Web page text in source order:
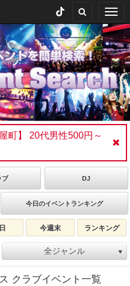
町】 20代男性500円～
ブ DJ
今日のイベントランキング
今週末 ランキング
全ジャンル ▼
クラブイベント一覧